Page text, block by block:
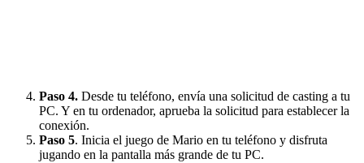
Paso 4. Desde tu teléfono, envía una solicitud de casting a tu
PC. Y en tu ordenador, aprueba la solicitud para establecer la
conexión.
Paso 5. Inicia el juego de Mario en tu teléfono y disfruta
jugando en la pantalla más grande de tu PC.